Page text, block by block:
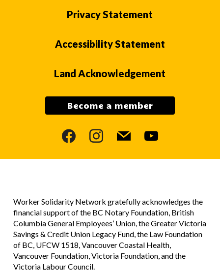
Privacy Statement
Accessibility Statement
Land Acknowledgement
Become a member
facebookinstagram
mail youtube
Worker Solidarity Network gratefully acknowledges the
financial support of the BC Notary Foundation, British
Columbia General Employees’ Union, the Greater Victoria
Savings & Credit Union Legacy Fund, the Law Foundation
of BC, UFCW 1518, Vancouver Coastal Health,
Vancouver Foundation, Victoria Foundation, and the
Victoria Labour Council.